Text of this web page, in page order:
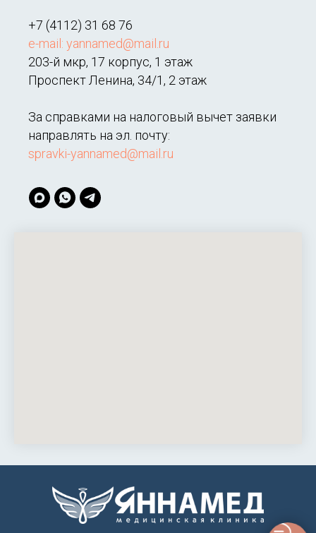
+7 (4112) 31 68 76
e-mail: yannamed@mail.ru
203-й мкр, 17 корпус, 1 этаж
Проспект Ленина, 34/1, 2 этаж
За справками на налоговый вычет заявки
направлять на эл. почту:
spravki-yannamed@mail.ru